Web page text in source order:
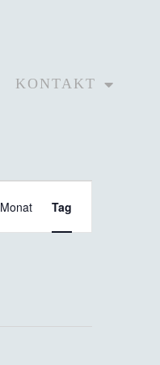
KONTAKT
Ansichten-
Monat Tag